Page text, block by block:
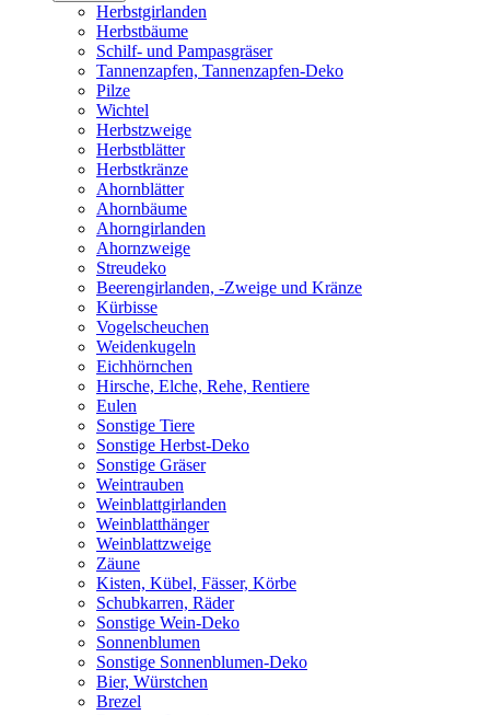
Herbstgirlanden
Herbstbäume
Schilf- und Pampasgräser
Tannenzapfen, Tannenzapfen-Deko
Pilze
Wichtel
Herbstzweige
Herbstblätter
Herbstkränze
Ahornblätter
Ahornbäume
Ahorngirlanden
Ahornzweige
Streudeko
Beerengirlanden, -Zweige und Kränze
Kürbisse
Vogelscheuchen
Weidenkugeln
Eichhörnchen
Hirsche, Elche, Rehe, Rentiere
Eulen
Sonstige Tiere
Sonstige Herbst-Deko
Sonstige Gräser
Weintrauben
Weinblattgirlanden
Weinblatthänger
Weinblattzweige
Zäune
Kisten, Kübel, Fässer, Körbe
Schubkarren, Räder
Sonstige Wein-Deko
Sonnenblumen
Sonstige Sonnenblumen-Deko
Bier, Würstchen
Brezel